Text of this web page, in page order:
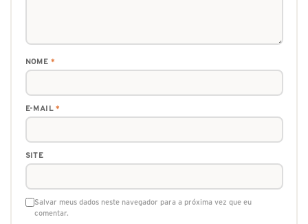
NOME *
E-MAIL*
SITE
Salvar meus dados neste navegador para a próxima vez que eu
comentar.